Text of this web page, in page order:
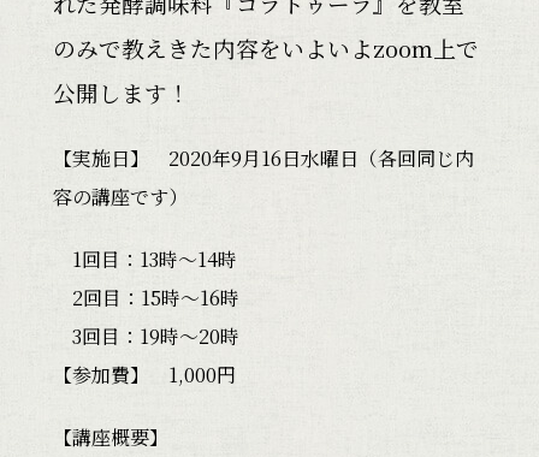
のみで教えきた内容をいよいよzoom上で
公開します！
【実施日】
2020年9月16日水曜日（各回同じ内
容の講座です）
1回目：13時～14時
2回目：15時～16時
3回目：19時～20時
【参加費】 1,000円
【講座概要】